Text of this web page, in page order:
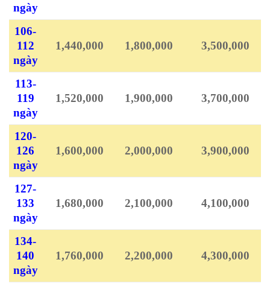
ngày
106-
112
ngày
1,440,000 1,800,000 3,500,000
113-
119
ngày
1,520,000 1,900,000 3,700,000
120-
126
ngày
1,600,000 2,000,000 3,900,000
127-
133
ngày
1,680,000 2,100,000 4,100,000
134-
140
ngày
1,760,000 2,200,000 4,300,000